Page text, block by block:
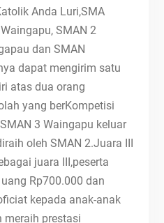
Anda Luri,SMA
SMAN 2
dan SMAN
dapat mengirim satu
atas dua orang
yang berKompetisi
3 Waingapu keluar
oleh SMAN 2.Juara III
juara III,peserta
Rp700.000 dan
kepada anak-anak
meraih prestasi